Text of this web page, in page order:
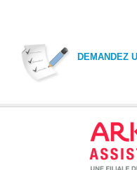
DEMANDEZ